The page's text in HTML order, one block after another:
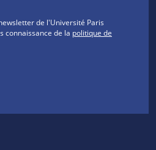
de l'Université Paris
connaissance de la politique de